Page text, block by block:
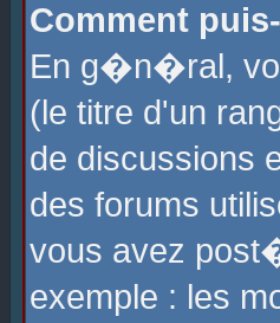
Comment
En g�n�ral,
(le titre d'un
de discussions
des forums
vous avez
exemple : les